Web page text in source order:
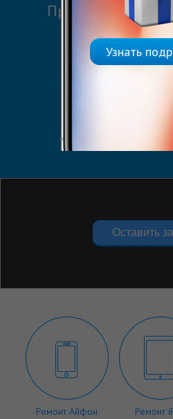
Узнать
Укажите устройство
Оставить
Ремонт Айфон
Ремонт